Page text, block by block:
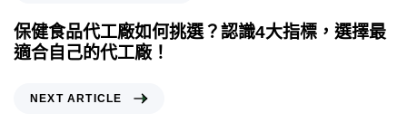
保健食品代工廠如何挑選？認識4大指標，選擇最
適合自己的代工廠！
NEXT ARTICLE